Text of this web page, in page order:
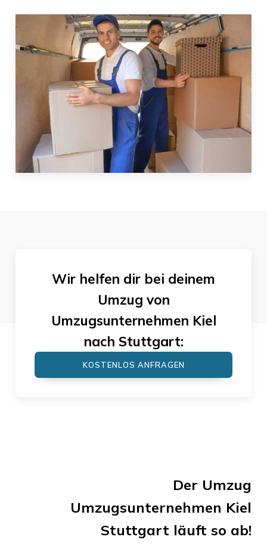
Wir helfen dir bei deinem
Umzug von
Umzugsunternehmen Kiel
nach Stuttgart:
KOSTENLOS ANFRAGEN
Der Umzug
Umzugsunternehmen Kiel
Stuttgart läuft so ab!